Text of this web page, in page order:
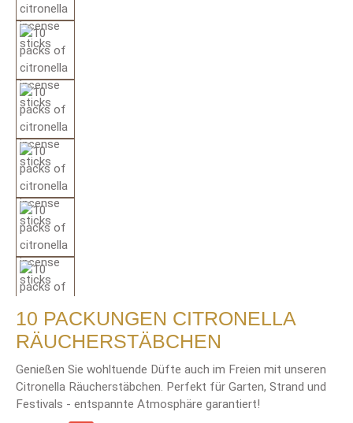
10 PACKUNGEN CITRONELLA
RÄUCHERSTÄBCHEN
Genießen Sie wohltuende Düfte auch im Freien mit unseren
Citronella Räucherstäbchen. Perfekt für Garten, Strand und
Festivals - entspannte Atmosphäre garantiert!